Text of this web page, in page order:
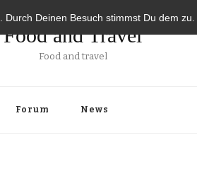
Deinen Besuch stimmst Du dem zu.
Food and Travel
Food and travel
Forum News